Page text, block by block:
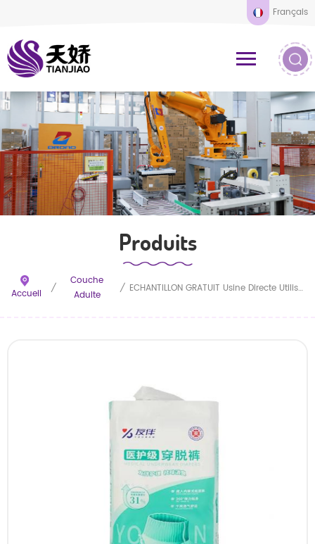
Français
Produits
Accueil /
Couche
Adulte
/ ÉCHANTILLON GRATUIT Usine Directe Utilisation Hospitalière Bon Marché Couches Adultes Jetables